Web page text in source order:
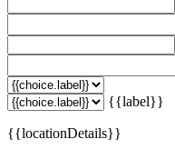
{{label}}
{{locationDetails}}